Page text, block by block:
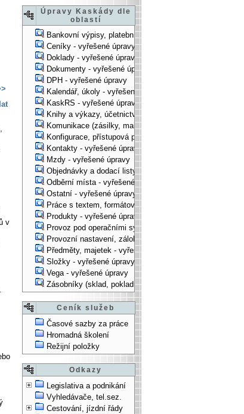
Úpravy Kaskády dle
oblastí
Bankovní výpisy, platební příkazy - vyřešené úpravy
Ceníky - vyřešené úpravy
Doklady - vyřešené úpravy
Dokumenty - vyřešené úpravy
DPH - vyřešené úpravy
Kalendář, úkoly - vyřešené úpravy
KaskRS - vyřešené úpravy
Knihy a výkazy, účetnictví - vyřešené úpravy
Komunikace (zásilky, mail-systém, ...) - vyřešené úpravy
Konfigurace, přístupová práva, ... - vyřešené úpravy
Kontakty - vyřešené úpravy
Mzdy - vyřešené úpravy
Objednávky a dodací listy - vyřešené úpravy
Odběrní místa - vyřešené úpravy
Ostatní - vyřešené úpravy
Práce s textem, formátování, ... - vyřešené úpravy
Produkty - vyřešené úpravy
Provoz pod operačními systémy, technologické věci -
Provozní nastavení, zálohování, instalace, ... -
Předměty, majetek - vyřešené úpravy
Složky - vyřešené úpravy
Vega - vyřešené úpravy
Zásobníky (sklad, pokladna, bank. účet) - vyřešené
Ceník služeb
Časové sazby za práce
Hromadná školení
Režijní položky
Odkazy
Legislativa a podnikání
Vyhledávače, tel.sez.
Cestování, jízdní řády
v